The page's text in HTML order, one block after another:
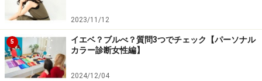
出典：WEAR
カーキやオリーブグリーンは、カーゴパンツの定番色。
オレンジ色とカーキをカジュアルに楽しむなら、Tシャ
ツやシャツとのコーディネートがおすすめです。
2023/11/12
5
イエベ？ブルべ？質問3つでチェック【パーソナル
カラー診断女性編】
2024/12/04